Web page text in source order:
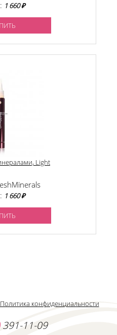
1 660 ₽
Light
1 660 ₽
Политика конфиденциальности
391-11-09